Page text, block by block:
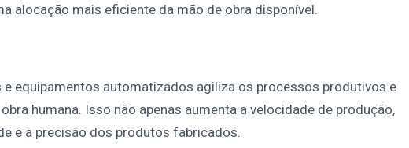
alocação mais eficiente da mão de obra disponível.
e equipamentos automatizados agiliza os processos produtivos e
humana. Isso não apenas aumenta a velocidade de produção,
e a precisão dos produtos fabricados.